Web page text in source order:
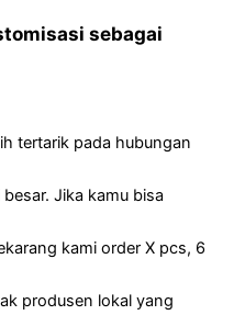
sebagai
tertarik pada hubungan
Jika kamu bisa
kami order X pcs, 6
produsen lokal yang